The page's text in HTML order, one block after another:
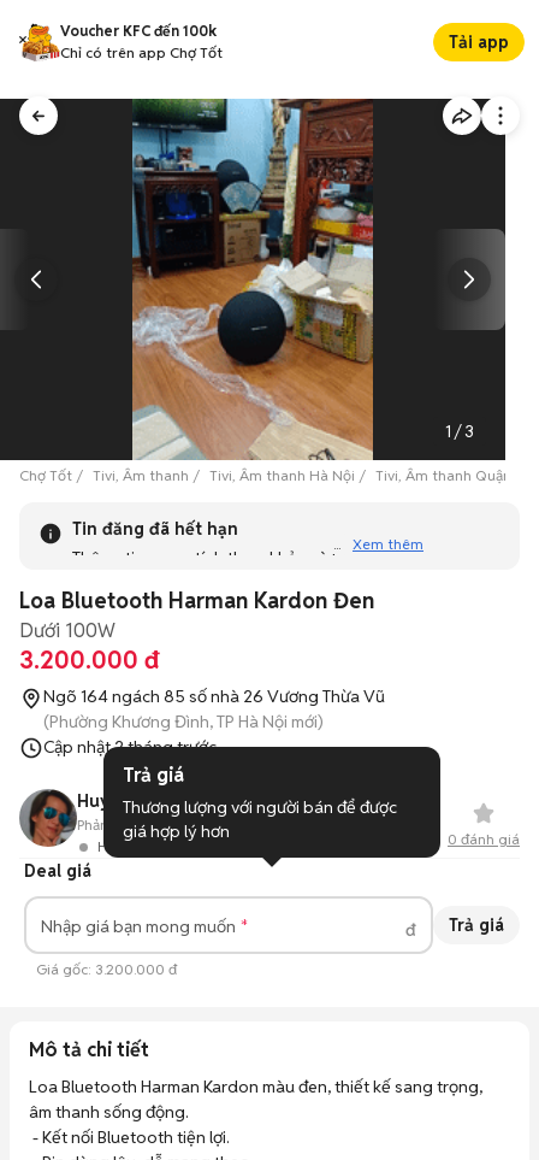
Voucher KFC đến 100k
Chỉ có trên app Chợ Tốt
Tải app
1 /3
Chợ Tốt Tivi, Âm thanh Tivi, Âm thanh Hà Nội Tivi, Âm thanh Quận
Tin đăng đã hết hạn
Thông tin mang tính tham khảo và bạn không thể liên hệ
tương tự khác dưới đây nhé!
Xem thêm
Loa Bluetooth Harman Kardon Đen
Dưới 100W
3.200.000 đ
Ngõ 164 ngách 85 số nhà 26 Vương Thừa Vũ
(Phường Khương Đình, TP Hà Nội mới)
Cập nhật2 tháng trước
Huy eddy
Hoạt động 1 giờ trước
Phản hồi: -- 0Đã bán
0 đánh giá
Deal giá
Nhập giá bạn mong muốn đ Trả giá
Giá gốc: 3.200.000 đ
Mô tả chi tiết
Loa Bluetooth Harman Kardon màu đen, thiết kế sang trọng,
âm thanh sống động.
Trả giá
Thương lượng với người bán để được
giá hợp lý hơn